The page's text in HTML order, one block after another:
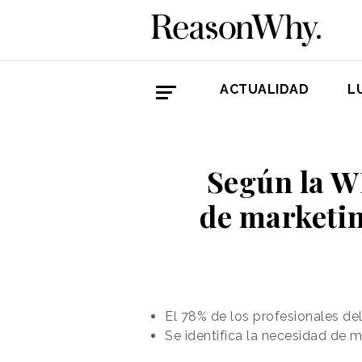
ACTUALIDAD
Según la
de
El 78% de los profesionales
Se identifica la necesidad de